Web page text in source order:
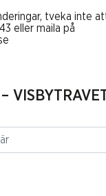
tveka inte
eller maila på